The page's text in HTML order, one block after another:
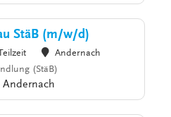
StäB (m/w/d)
Andernach
(StäB)
Andernach